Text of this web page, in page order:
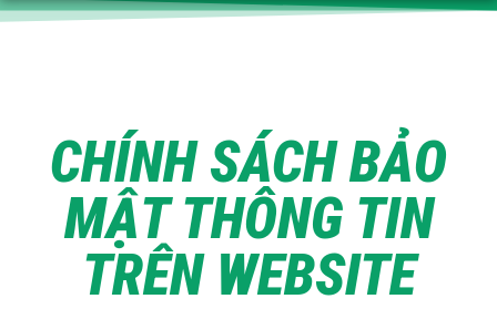
CHÍNH SÁCH BẢO
MẬT THÔNG TIN
TRÊN WEBSITE